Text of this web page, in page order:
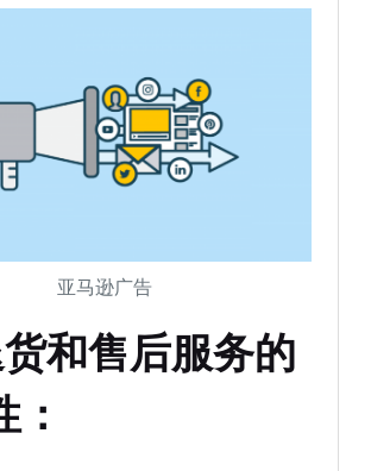
亚马逊广告
和售后服务的